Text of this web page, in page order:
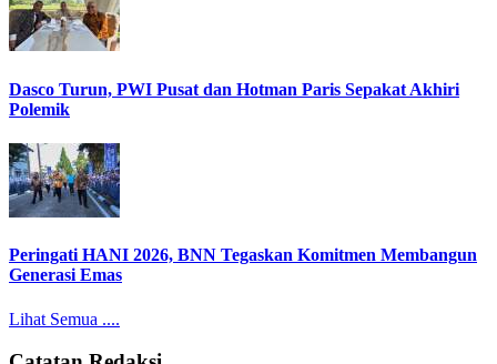
Dasco Turun, PWI Pusat dan Hotman Paris Sepakat Akhiri
Polemik
Peringati HANI 2026, BNN Tegaskan Komitmen Membangun
Generasi Emas
Lihat Semua ....